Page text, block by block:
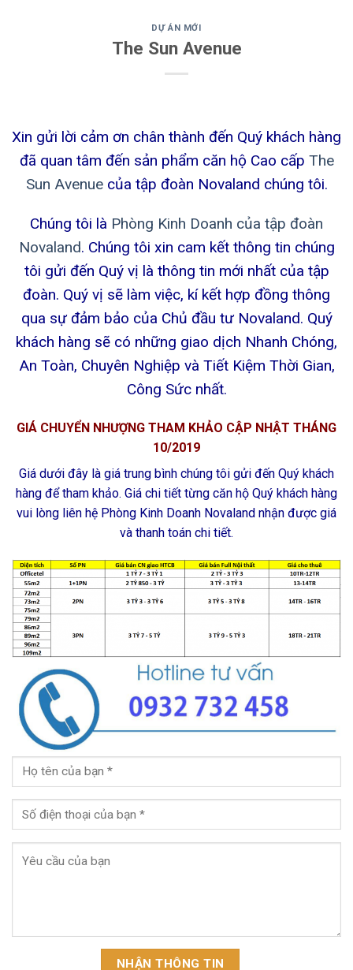
DỰ ÁN MỚI
The Sun Avenue
Xin gửi lời cảm ơn chân thành đến Quý khách hàng
đã quan tâm đến sản phẩm căn hộ Cao cấp The
Sun Avenuecủa tập đoàn Novaland chúng tôi.
Chúng tôi là Phòng Kinh Doanh của tập đoàn
Novaland. Chúng tôi xin cam kết thông tin chúng
tôi gửi đến Quý vị là thông tin mới nhất của tập
đoàn. Quý vị sẽ làm việc, kí kết hợp đồng thông
qua sự đảm bảo của Chủ đầu tư Novaland. Quý
khách hàng sẽ có những giao dịch Nhanh Chóng,
An Toàn, Chuyên Nghiệp và Tiết Kiệm Thời Gian,
Công Sức nhất.
GIÁ CHUYỂN NHƯỢNG THAM KHẢO CẬP NHẬT THÁNG
10/2019
Giá dưới đây là giá trung bình chúng tôi gửi đến Quý khách
hàng để tham khảo. Giá chi tiết từng căn hộ Quý khách hàng
vui lòng liên hệ Phòng Kinh Doanh Novaland nhận được giá
và thanh toán chi tiết.